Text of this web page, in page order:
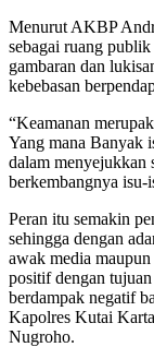
Menurut AKBP
sebagai ruang
gambaran dan
kebebasan
“Keamanan
Yang mana Banyak
dalam menyejukkan
berkembangnya
Peran itu semakin
sehingga dengan
awak media
positif dengan
berdampak negatif
Kapolres Kutai
Nugroho.